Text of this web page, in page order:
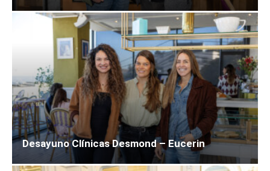
Desayuno Clínicas Desmond – Eucerin